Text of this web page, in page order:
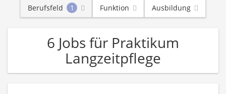
Berufsfeld
1 Funktion Ausbildung
6 Jobs für Praktikum
Langzeitpflege